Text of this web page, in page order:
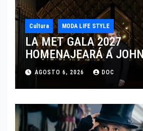
Cultura MODA LIFE STYLE
LA MET GALA 2027
HOMENAJEARÁ A
MARCANDO EL
DEL DRAMATISMO
AGOSTO 6, 2026 DOC